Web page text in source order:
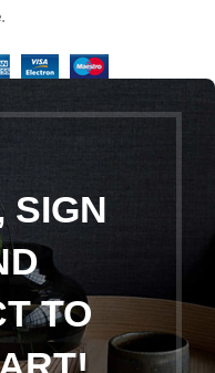
.
SIGN
TO